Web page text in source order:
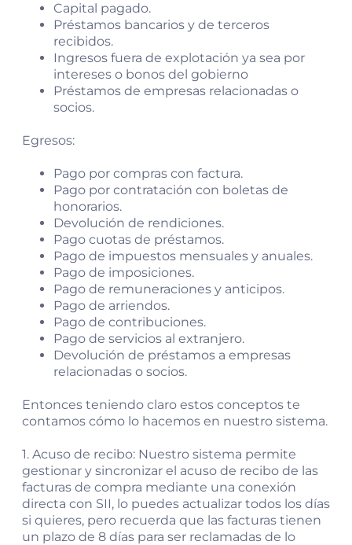
Capital pagado.
Préstamos bancarios y de terceros
recibidos.
Ingresos fuera de explotación ya sea por
intereses o bonos del gobierno
Préstamos de empresas relacionadas o
socios.
Egresos:
Pago por compras con factura.
Pago por contratación con boletas de
honorarios.
Devolución de rendiciones.
Pago cuotas de préstamos.
Pago de impuestos mensuales y anuales.
Pago de imposiciones.
Pago de remuneraciones y anticipos.
Pago de arriendos.
Pago de contribuciones.
Pago de servicios al extranjero.
Devolución de préstamos a empresas
relacionadas o socios.
Entonces teniendo claro estos conceptos te
contamos cómo lo hacemos en nuestro sistema.
1. Acuso de recibo: Nuestro sistema permite
gestionar y sincronizar el acuso de recibo de las
facturas de compra mediante una conexión
directa con SII, lo puedes actualizar todos los días
si quieres, pero recuerda que las facturas tienen
un plazo de 8 días para ser reclamadas de lo